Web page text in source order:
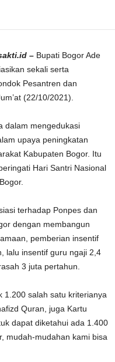
– Bupati Bogor Ade
sekali serta
Pesantren dan
(22/10/2021).
dalam mengedukasi
upaya peningkatan
Kabupaten Bogor. Itu
Hari Santri Nasional
terhadap Ponpes dan
dengan membangun
pemberian insentif
lalu insentif guru ngaji 2,4
3 juta pertahun.
1.200 salah satu kriterianya
Quran, juga Kartu
dapat diketahui ada 1.400
mudah-mudahan kami bisa